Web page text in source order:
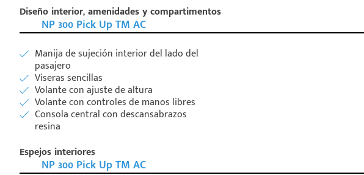
Diseño interior, amenidades y compartimentos
NP 300 Pick Up TM AC
Manija de sujeción interior del lado del
pasajero
Viseras sencillas
Volante con ajuste de altura
Volante con controles de manos libres
Consola central con descansabrazos
resina
Espejos interiores
NP 300 Pick Up TM AC